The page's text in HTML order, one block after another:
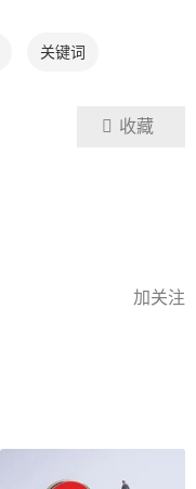
关键词
收藏
加关注